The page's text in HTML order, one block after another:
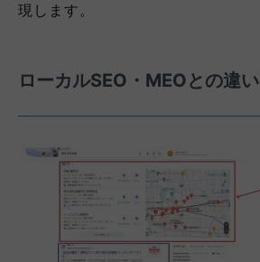
現します。
ローカルSEO・MEOとの違い